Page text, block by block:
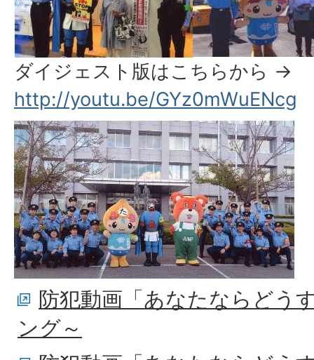
ダイジェスト版はこちらから →
http://youtu.be/GYz0mWuENcg
防犯動画「あなたならどう
ング～